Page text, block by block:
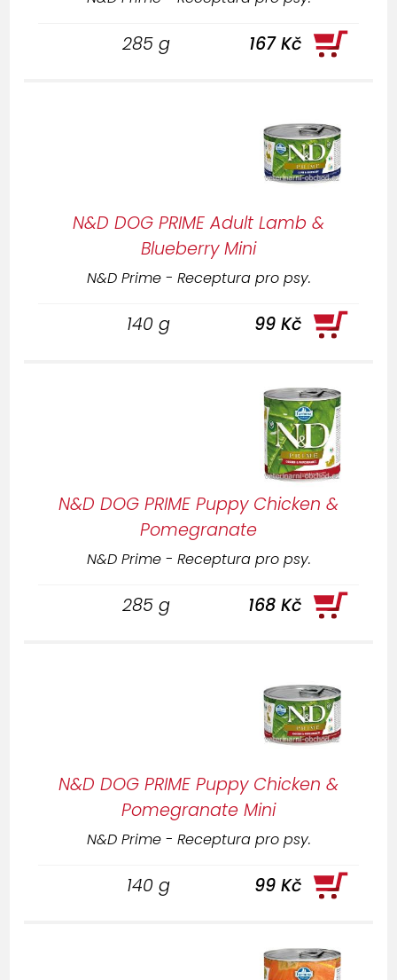
285 g 167 Kč
N&D DOG PRIME Adult Lamb &
Blueberry Mini
N&D Prime - Receptura pro psy.
140 g 99 Kč
N&D DOG PRIME Puppy Chicken &
Pomegranate
N&D Prime - Receptura pro psy.
285 g 168 Kč
N&D DOG PRIME Puppy Chicken &
Pomegranate Mini
N&D Prime - Receptura pro psy.
140 g 99 Kč